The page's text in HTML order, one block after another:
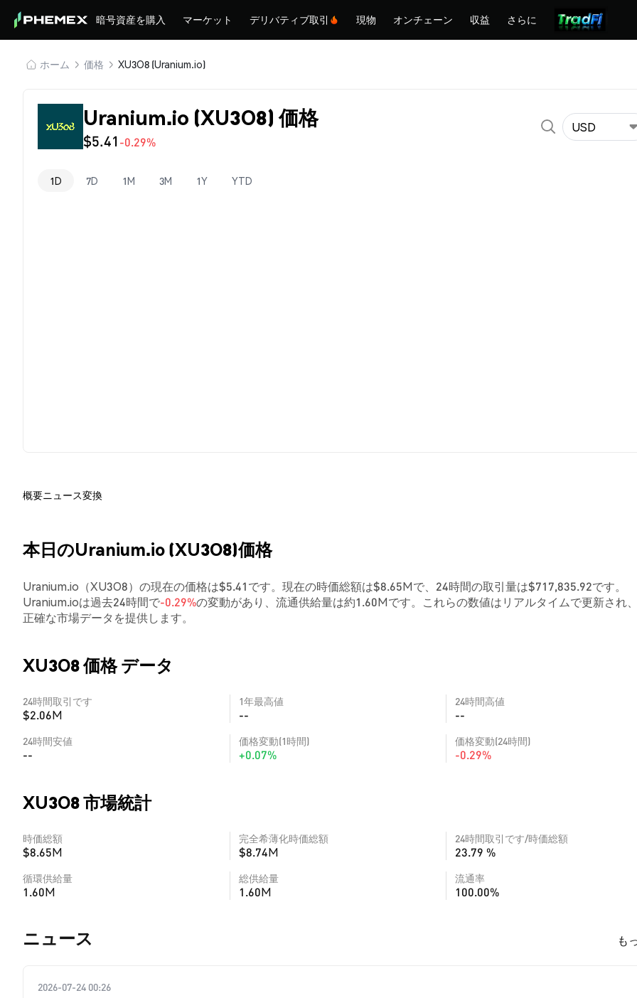
暗号資産を購入 マーケット デリバティブ取引 現物 オンチェーン 収益 さらに
ホーム 価格 XU3O8 (Uranium.io)
Uranium.io (XU3O8) 価格
$5.41-0.29%
USD
1D 7D 1M 3M 1Y YTD
概要ニュース変換
本日のUranium.io (XU3O8)価格
Uranium.io（XU3O8）の現在の価格は$5.41です。現在の時価総額は$8.65Mで、24時間の取引量は$717,835.92です。
Uranium.ioは過去24時間で-0.29%の変動があり、流通供給量は約1.60Mです。これらの数値はリアルタイムで更新され
正確な市場データを提供します。
XU3O8 価格 データ
24時間取引です
$2.06M
1年最高値
--
24時間高値
--
24時間安値
--
価格変動(1時間)
+0.07%
価格変動(24時間)
-0.29%
XU3O8 市場統計
時価総額
$8.65M
完全希薄化時価総額
$8.74M
24時間取引です/時価総額
23.79 %
循環供給量
1.60M
総供給量
1.60M
流通率
100.00%
​​ニュース​​ も
2026-07-24 00:26